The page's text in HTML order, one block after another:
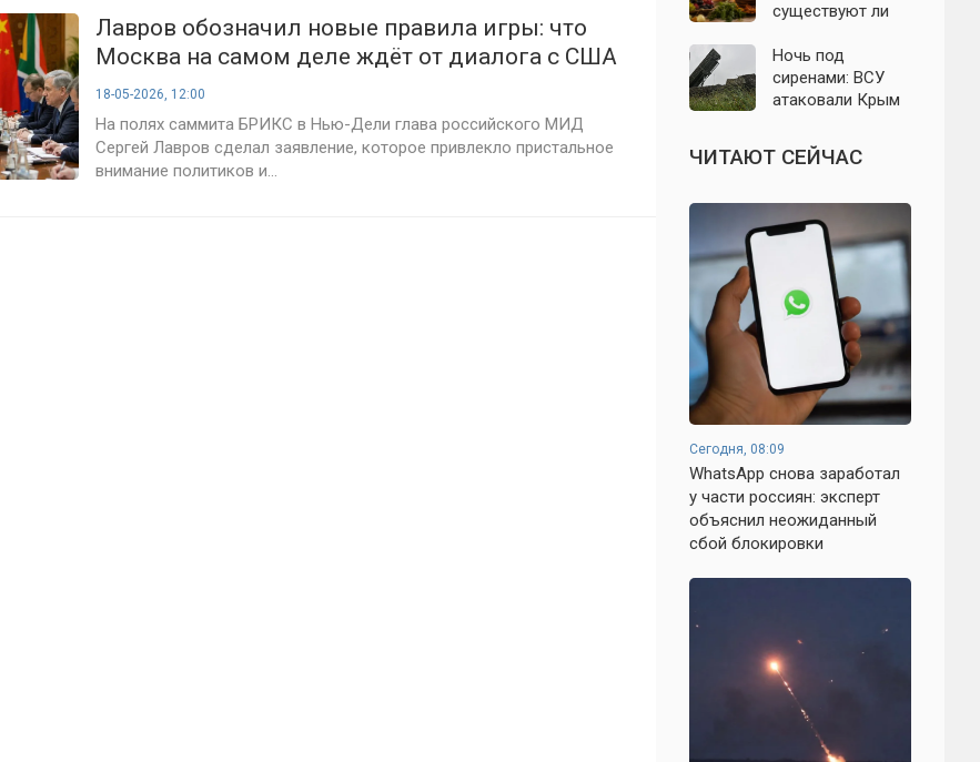
Лавров обозначил новые правила игры: что
Москва на самом деле ждёт от диалога с США
18-05-2026, 12:00
На полях саммита БРИКС в Нью-Дели глава российского МИД
Сергей Лавров сделал заявление, которое привлекло пристальное
внимание политиков и...
существуют ли
которые
православным
нельзя есть даже
Ночь под
сиренами: ВСУ
атаковали Крым
— свежие
подробности на 9
ЧИТАЮТ СЕЙЧАС
Сегодня, 08:09
WhatsApp снова заработал
у части россиян: эксперт
объяснил неожиданный
сбой блокировки